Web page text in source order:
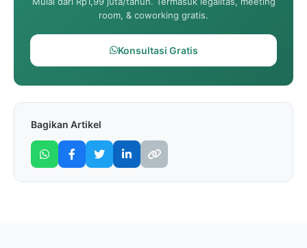
room, & coworking gratis.
Konsultasi Gratis
Bagikan Artikel